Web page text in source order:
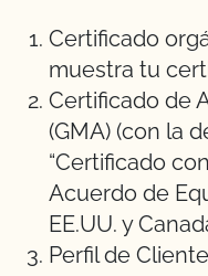
Certificado
muestra tu
Certificado de
(GMA) (con la
“Certificado
Acuerdo de
EE.UU. y
Perfil de